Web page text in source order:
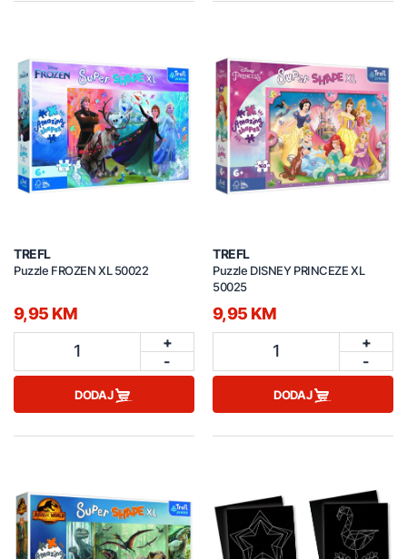
TREFL
Puzzle FROZEN XL 50022
9,95 KM
1
+
-
DODAJ
TREFL
Puzzle DISNEY PRINCEZE XL
50025
9,95 KM
1
+
-
DODAJ